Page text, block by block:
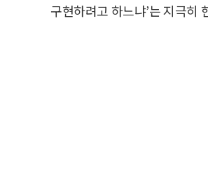
구현하려고 하느냐’는 지극히